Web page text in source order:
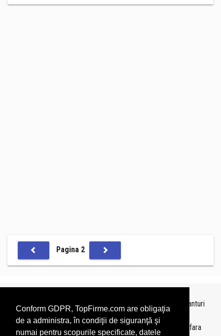
Conform GDPR, TopFirme.com are obligaţia
de a administra, în condiţii de siguranţă şi
numai pentru scopurile specificate, datele
Pagina 2
Topurile sunt realizate deTopFirme
pe baza ultimelor bilanturi
depuse si au scop informativ.
Este interzisa folosirea topurilor fara acordul TopFirme si fara